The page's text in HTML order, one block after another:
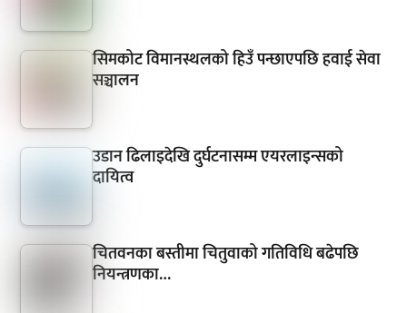
सिमकोट विमानस्थलको हिउँ पन्छाएपछि हवाई सेवा
सञ्चालन
उडान ढिलाइदेखि दुर्घटनासम्म एयरलाइन्सको
दायित्व
चितवनका बस्तीमा चितुवाको गतिविधि बढेपछि
नियन्त्रणका…